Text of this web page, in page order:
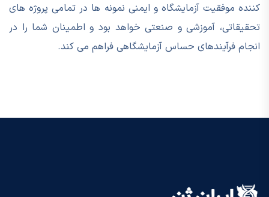
کننده موفقیت آزمایشگاه و ایمنی نمونه ها در تمامی پروژه های
تحقیقاتی، آموزشی و صنعتی خواهد بود و اطمینان شما را در
انجام فرآیندهای حساس آزمایشگاهی فراهم می کند.